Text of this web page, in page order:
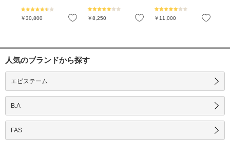
お気に入り
￥30,800 お気に入り
￥8,250 お気に入り
￥11,000
人気のブランドから探す
エピステーム
B.A
FAS